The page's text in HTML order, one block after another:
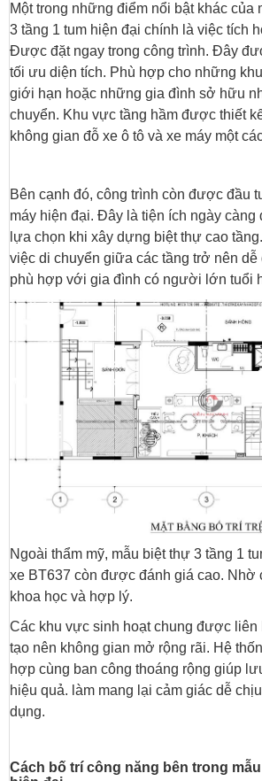
Một trong những điểm nổi bật khác của
3 tầng 1 tum hiện đại chính là việc tích
Được đặt ngay trong công trình. Đây
tối ưu diện tích. Phù hợp cho những
giới hạn hoặc những gia đình sở hữu
chuyển. Khu vực tầng hầm được thiết
không gian đỗ xe ô tô và xe máy một
Bên cạnh đó, công trình còn được đầu
máy hiện đại. Đây là tiện ích ngày
lựa chọn khi xây dựng biệt thự cao
việc di chuyển giữa các tầng trở nên
phù hợp với gia đình có người lớn tuổi
Ngoài thẩm mỹ, mẫu biệt thự 3 tầng 1
xe BT637 còn được đánh giá cao. Nhờ
khoa học và hợp lý.
Các khu vực sinh hoạt chung được liên
tạo nên không gian mở rộng rãi. Hệ
hợp cùng ban công thoáng rộng giúp
hiệu quả. làm mang lại cảm giác dễ
dụng.
Cách bố trí công năng bên trong